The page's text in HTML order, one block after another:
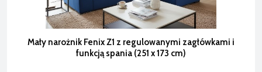
Mały narożnik Fenix Z1 z regulowanymi zagłówkami i
funkcją spania (251 x 173 cm)